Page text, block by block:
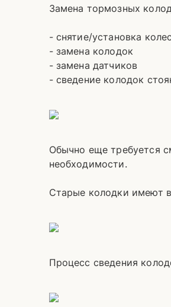
Замена тормозных
- снятие/установка колес
- замена колодок
- замена датчиков
- сведение колодок
Обычно еще требуется
необходимости.
Старые колодки имеют
Процесс сведения